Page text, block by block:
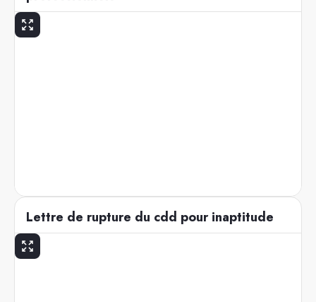
Lettre de rupture du cdd pour inaptitude